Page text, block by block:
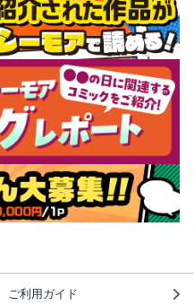
ご利用ガイド